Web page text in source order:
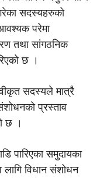
सदस्यहरुको
परेमा
तथा सांगठनिक
छ ।
सदस्यले मात्रै
प्रस्ताव
छ ।
पारिएका समुदायका
लागि विधान संशोधन